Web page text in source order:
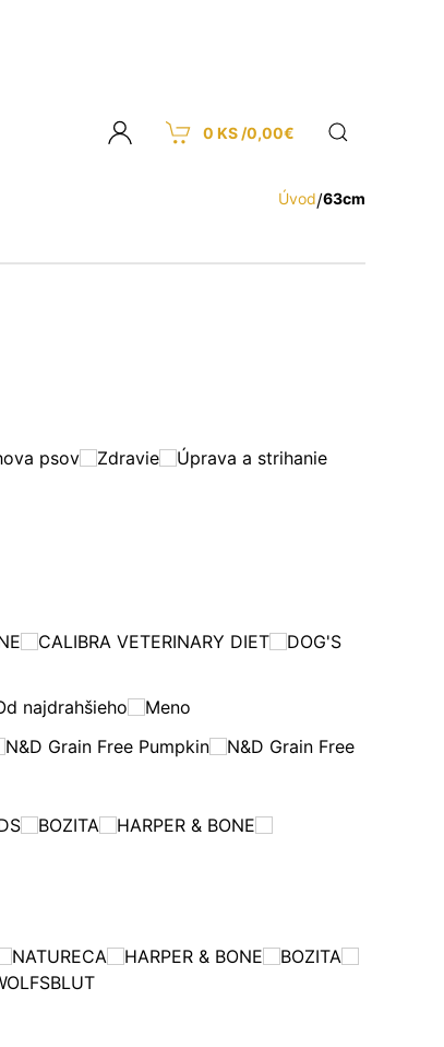
0 KS /0,00€
Úvod/63cm
psov Zdravie
Úprava a strihanie
CALIBRA VETERINARY DIET
DOG'S
N&D Grain Free Pumpkin
N&D Grain Free
BOZITA
HARPER & BONE
NATURECA HARPER & BONE
BOZITA
najdrahšieho Meno